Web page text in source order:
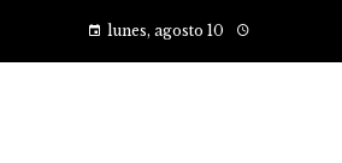
lunes, agosto 10